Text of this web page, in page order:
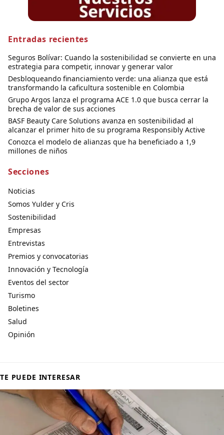
Entradas recientes
Seguros Bolívar: Cuando la sostenibilidad se convierte en una
estrategia para competir, innovar y generar valor
Desbloqueando financiamiento verde: una alianza que está
transformando la caficultura sostenible en Colombia
Grupo Argos lanza el programa ACE 1.0 que busca cerrar la
brecha de valor de sus acciones
BASF Beauty Care Solutions avanza en sostenibilidad al
alcanzar el primer hito de su programa Responsibly Active
Conozca el modelo de alianzas que ha beneficiado a 1,9
millones de niños
Secciones
Noticias
Somos Yulder y Cris
Sostenibilidad
Empresas
Entrevistas
Premios y convocatorias
Innovación y Tecnología
Eventos del sector
Turismo
Boletines
Salud
Opinión
TE PUEDE INTERESAR